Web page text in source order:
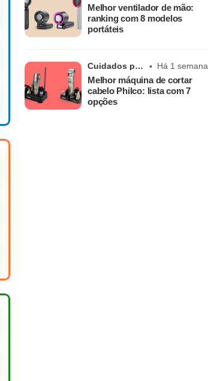
Melhor ventilador de mão:
ranking com 8 modelos
portáteis
Cuidados pessoais Há 1 semana
Melhor máquina de cortar
cabelo Philco: lista com 7
opções